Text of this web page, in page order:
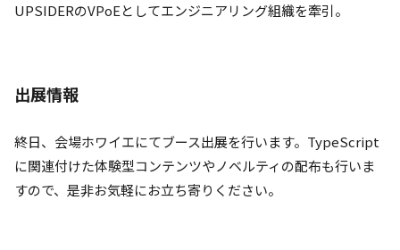
UPSIDERのVPoEとしてエンジニアリング組織を牽引。
出展情報
終日、会場ホワイエにてブース出展を行います。TypeScript
に関連付けた体験型コンテンツやノベルティの配布も行いま
すので、是非お気軽にお立ち寄りください。